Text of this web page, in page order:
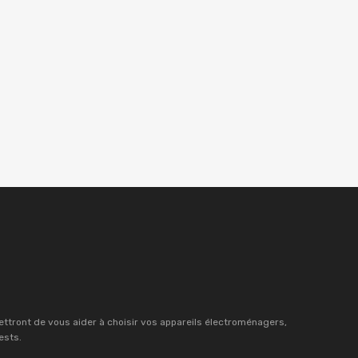
de vous aider à choisir vos appareils électroménagers,